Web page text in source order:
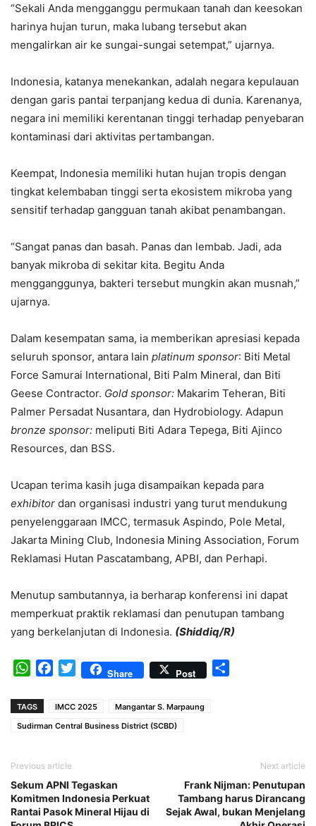
“Sekali Anda mengganggu permukaan tanah dan keesokan
harinya hujan turun, maka lubang tersebut akan
mengalirkan air ke sungai-sungai setempat,” ujarnya.
Indonesia, katanya menekankan, adalah negara kepulauan
dengan garis pantai terpanjang kedua di dunia. Karenanya,
negara ini memiliki kerentanan tinggi terhadap penyebaran
kontaminasi dari aktivitas pertambangan.
Keempat, Indonesia memiliki hutan hujan tropis dengan
tingkat kelembaban tinggi serta ekosistem mikroba yang
sensitif terhadap gangguan tanah akibat penambangan.
“Sangat panas dan basah. Panas dan lembab. Jadi, ada
banyak mikroba di sekitar kita. Begitu Anda
mengganggunya, bakteri tersebut mungkin akan musnah,”
ujarnya.
Dalam kesempatan sama, ia memberikan apresiasi kepada
seluruh sponsor, antara lain platinum sponsor: Biti Metal
Force Samurai International, Biti Palm Mineral, dan Biti
Geese Contractor. Gold sponsor: Makarim Teheran, Biti
Palmer Persadat Nusantara, dan Hydrobiology. Adapun
bronze sponsor: meliputi Biti Adara Tepega, Biti Ajinco
Resources, dan BSS.
Ucapan terima kasih juga disampaikan kepada para
exhibitor dan organisasi industri yang turut mendukung
penyelenggaraan IMCC, termasuk Aspindo, Pole Metal,
Jakarta Mining Club, Indonesia Mining Association, Forum
Reklamasi Hutan Pascatambang, APBI, dan Perhapi.
Menutup sambutannya, ia berharap konferensi ini dapat
memperkuat praktik reklamasi dan penutupan tambang
yang berkelanjutan di Indonesia. (Shiddiq/R)
WhatsAppFacebook
TwitterShare Post
TAGS IMCC 2025
Mangantar S. Marpaung
Sudirman Central Business District (SCBD)
Previous article
Sekum APNI Tegaskan
Komitmen Indonesia Perkuat
Rantai Pasok Mineral Hijau di
Next article
Frank Nijman: Penutupan
Tambang harus Dirancang
Sejak Awal, bukan Menjelang